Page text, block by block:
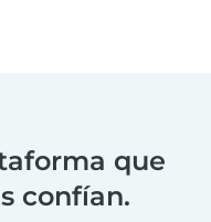
que
confían.